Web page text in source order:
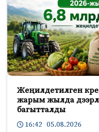
Жеңилдетилген
жарым жылда
багытталды
16:42 05.08.2026